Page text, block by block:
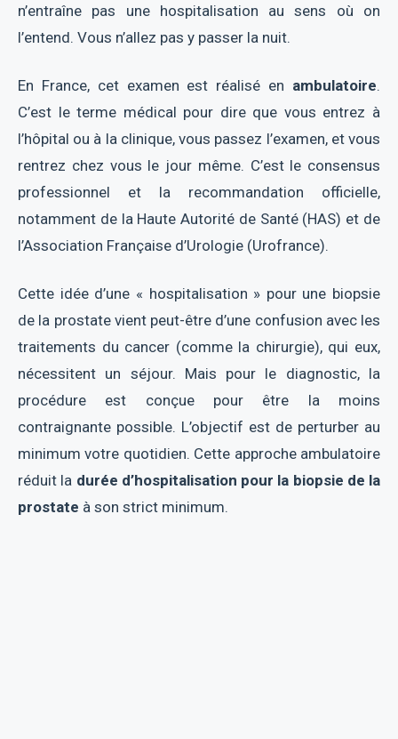
n’entraîne pas une hospitalisation au sens où on
l’entend. Vous n’allez pas y passer la nuit.
En France, cet examen est réalisé en ambulatoire.
C’est le terme médical pour dire que vous entrez à
l’hôpital ou à la clinique, vous passez l’examen, et vous
rentrez chez vous le jour même. C’est le consensus
professionnel et la recommandation officielle,
notamment de la Haute Autorité de Santé (HAS) et de
l’Association Française d’Urologie (Urofrance).
Cette idée d’une « hospitalisation » pour une biopsie
de la prostate vient peut-être d’une confusion avec les
traitements du cancer (comme la chirurgie), qui eux,
nécessitent un séjour. Mais pour le diagnostic, la
procédure est conçue pour être la moins
contraignante possible. L’objectif est de perturber au
minimum votre quotidien. Cette approche ambulatoire
réduit la durée d’hospitalisation pour la biopsie de la
prostate à son strict minimum.